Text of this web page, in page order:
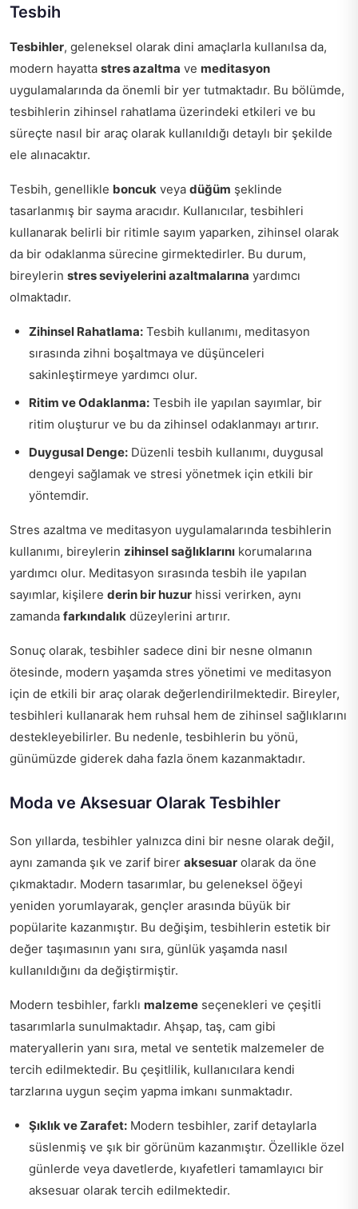
Tesbih
Tesbihler, geleneksel olarak dini amaçlarla kullanılsa da,
modern hayatta stres azaltma ve meditasyon
uygulamalarında da önemli bir yer tutmaktadır. Bu bölümde,
tesbihlerin zihinsel rahatlama üzerindeki etkileri ve bu
süreçte nasıl bir araç olarak kullanıldığı detaylı bir şekilde
ele alınacaktır.
Tesbih, genellikle boncuk veya düğüm şeklinde
tasarlanmış bir sayma aracıdır. Kullanıcılar, tesbihleri
kullanarak belirli bir ritimle sayım yaparken, zihinsel olarak
da bir odaklanma sürecine girmektedirler. Bu durum,
bireylerin stres seviyelerini azaltmalarına yardımcı
olmaktadır.
Zihinsel Rahatlama: Tesbih kullanımı, meditasyon
sırasında zihni boşaltmaya ve düşünceleri
sakinleştirmeye yardımcı olur.
Ritim ve Odaklanma: Tesbih ile yapılan sayımlar, bir
ritim oluşturur ve bu da zihinsel odaklanmayı artırır.
Duygusal Denge: Düzenli tesbih kullanımı, duygusal
dengeyi sağlamak ve stresi yönetmek için etkili bir
yöntemdir.
Stres azaltma ve meditasyon uygulamalarında tesbihlerin
kullanımı, bireylerin zihinsel sağlıklarını korumalarına
yardımcı olur. Meditasyon sırasında tesbih ile yapılan
sayımlar, kişilere derin bir huzur hissi verirken, aynı
zamanda farkındalık düzeylerini artırır.
Sonuç olarak, tesbihler sadece dini bir nesne olmanın
ötesinde, modern yaşamda stres yönetimi ve meditasyon
için de etkili bir araç olarak değerlendirilmektedir. Bireyler,
tesbihleri kullanarak hem ruhsal hem de zihinsel sağlıklarını
destekleyebilirler. Bu nedenle, tesbihlerin bu yönü,
günümüzde giderek daha fazla önem kazanmaktadır.
Moda ve Aksesuar Olarak Tesbihler
Son yıllarda, tesbihler yalnızca dini bir nesne olarak değil,
aynı zamanda şık ve zarif birer aksesuar olarak da öne
çıkmaktadır. Modern tasarımlar, bu geleneksel öğeyi
yeniden yorumlayarak, gençler arasında büyük bir
popülarite kazanmıştır. Bu değişim, tesbihlerin estetik bir
değer taşımasının yanı sıra, günlük yaşamda nasıl
kullanıldığını da değiştirmiştir.
Modern tesbihler, farklı malzeme seçenekleri ve çeşitli
tasarımlarla sunulmaktadır. Ahşap, taş, cam gibi
materyallerin yanı sıra, metal ve sentetik malzemeler de
tercih edilmektedir. Bu çeşitlilik, kullanıcılara kendi
tarzlarına uygun seçim yapma imkanı sunmaktadır.
Şıklık ve Zarafet: Modern tesbihler, zarif detaylarla
süslenmiş ve şık bir görünüm kazanmıştır. Özellikle özel
günlerde veya davetlerde, kıyafetleri tamamlayıcı bir
aksesuar olarak tercih edilmektedir.